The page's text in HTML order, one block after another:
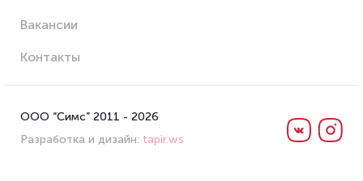
ООО “Симс” 2011 - 2026
Вакансии
Контакты
Разработка и дизайн: tapir.ws